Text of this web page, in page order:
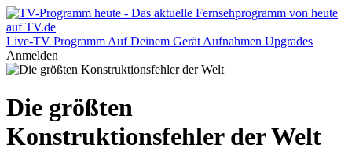
Live-TV Programm Auf Deinem Gerät Aufnahmen Upgrades
Anmelden
Die größten
Konstruktionsfehler der Welt